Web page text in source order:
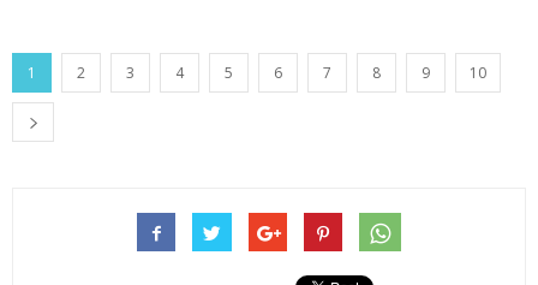
1 2 3 4 5 6 7 8 9 10